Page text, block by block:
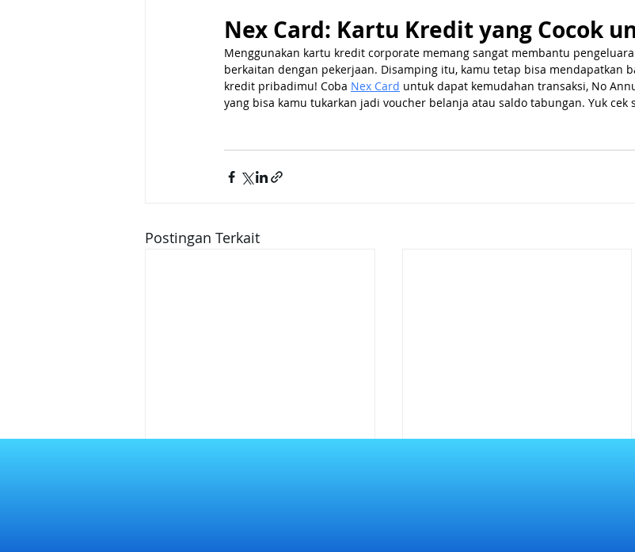
Nex Card: Kartu Kredit yang Cocok
Menggunakan kartu kredit corporate memang sangat membantu
berkaitan dengan pekerjaan. Disamping itu, kamu tetap bisa mendapatkan
kredit pribadimu! Coba Nex Card untuk dapat kemudahan transaksi, No
yang bisa kamu tukarkan jadi voucher belanja atau saldo tabungan. Yuk cek
Postingan Terkait